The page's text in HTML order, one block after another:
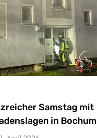
Samstag mit
in Bochum